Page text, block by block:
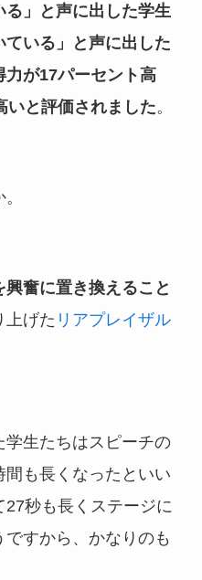
」と声に出した学生
いる」と声に出した
が17パーセント高
いと評価されました。
興奮に置き換えること
上げた リアプレイザル
学生たちはスピーチの
も長くなったといい
27秒も長くステージに
すから、かなりのも